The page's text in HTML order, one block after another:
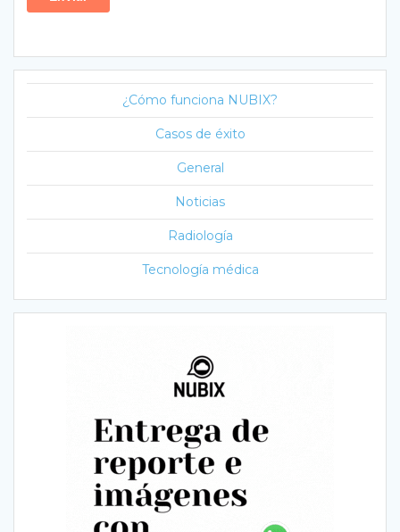
¿Cómo funciona NUBIX?
Casos de éxito
General
Noticias
Radiología
Tecnología médica